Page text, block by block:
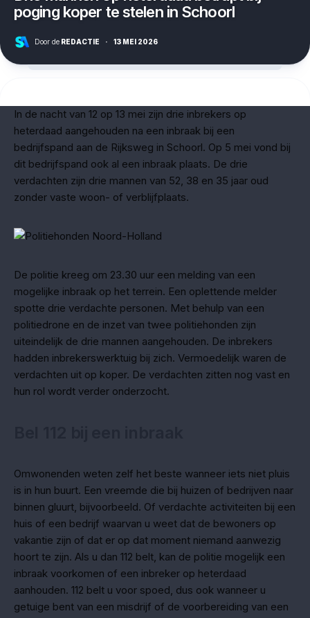
poging koper te stelen in Schoorl
Door de REDACTIE · 13 MEI 2026
In de nacht van 12 op 13 mei zijn drie inbrekers op
heterdaad aangehouden na een inbraak bij een
bedrijfspand aan de Rijksweg in Schoorl. Op 5 mei vond bij
dit bedrijfspand ook al een inbraak plaats. De drie
verdachten zijn drie mannen van 52, 38 en 35 jaar oud
zonder vaste woon- of verblijfplaats.
De politie kreeg om 23.30 uur een melding van een
mogelijke inbraak op het terrein. Een oplettende melder
spotte drie verdachte personen. Met behulp van een
politiedrone en de inzet van twee politiehonden zijn
uiteindelijk de drie mannen aangehouden. De inbrekers
hadden inbrekerswerktuig bij zich. Vermoedelijk waren de
verdachten uit op koper. De verdachten zitten nog vast en
hun rol wordt verder onderzocht.
Omwonenden weten zelf het beste wanneer iets niet pluis
is in hun buurt. Een vreemde die bij huizen of bedrijven naar
binnen gluurt, bijvoorbeeld. Of verdachte activiteiten bij een
huis of een bedrijf waarvan u weet dat de bewoners op
vakantie zijn of dat er op dat moment niemand aanwezig
hoort te zijn. Als u dan 112 belt, kan de politie mogelijk een
inbraak voorkomen of een inbreker op heterdaad
aanhouden. 112 belt u voor spoed, dus ook wanneer u
getuige bent van een misdrijf of de voorbereiding van een